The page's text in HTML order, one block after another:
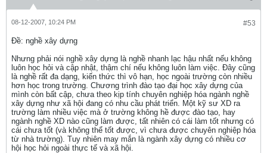
#53
08-12-2007, 10:24 PM
Ðề: nghề xây dựng
Nhưng phải nói nghề xây dựng là nghề nhanh lạc hậu nhất nếu không
luôn học hỏi và cập nhật, thậm chí nếu không luôn làm việc. Đây cũng
là nghề rất đa dạng, kiến thức thì vô hạn, học ngoài trường còn nhiều
hơn học trong trường. Chương trình đào tạo đại học xây dựng của
mình còn bất cập, chưa theo kịp tính chuyên nghiệp hóa ngành nghề
xây dựng như xã hội đang có nhu cầu phát triển. Một kỹ sư XD ra
trường làm nhiều việc mà ở trường không hề được đào tạo, hay
ngành nghề XD nào cũng làm được, tất nhiên có cái làm tốt nhưng có
cái chưa tốt (và không thể tốt được, vì chưa được chuyên nghiệp hóa
từ nhà trường). Tuy nhiên may mắn là ngành xây dựng có nhiều cơ
hội học hỏi ngoài thực tế và xã hội.